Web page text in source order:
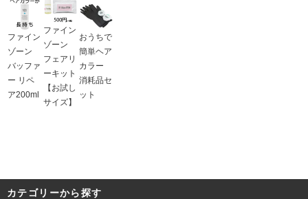
ファイン
ゾーン
バッファ
ー リペ
ア200ml
ファイン
ゾーン
フェアリ
ーキット
【お試し
サイズ】
おうちで
簡単ヘア
カラー
消耗品セ
ット
カテゴリーから探す